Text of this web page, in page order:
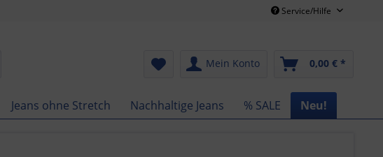
Service/Hilfe
Mein Konto 0,00 € *
Jeans ohne Stretch Nachhaltige Jeans % SALE Neu!